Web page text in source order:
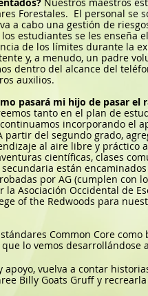
Forestales. El personal se
a cabo una gestión de
estudiantes se les enseña
de los límites durante la
y, a menudo, un padre
dentro del alcance del
auxilios.
pasará mi hijo de pasar el
tanto en el plan de
incorporando el
del segundo grado,
al aire libre y práctico
científicas, clases
están
por AG (cumplen con
Asociación Occidental de
of the Redwoods para
Common Core
lo vemos desarrollándose
apoyo, vuelva a contar
Billy Goats Gruff y